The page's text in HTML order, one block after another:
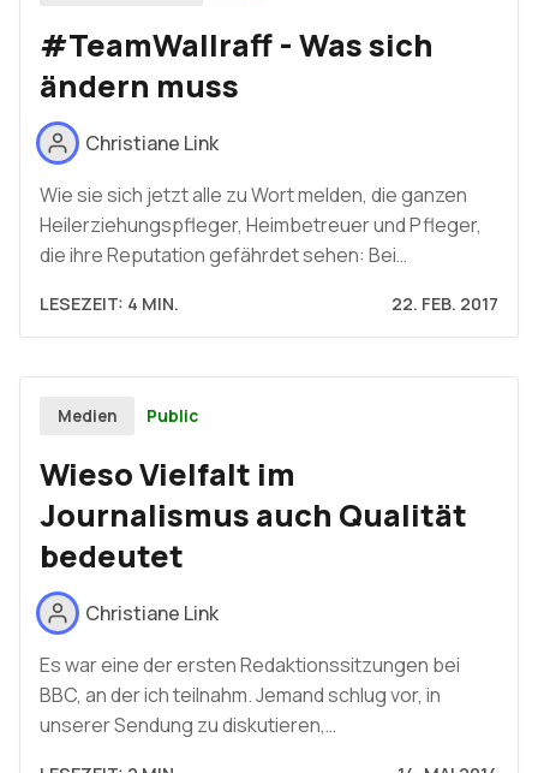
#TeamWallraff - Was sich
ändern muss
Christiane Link
Wie sie sich jetzt alle zu Wort melden, die ganzen
Heilerziehungspfleger, Heimbetreuer und Pfleger,
die ihre Reputation gefährdet sehen: Bei…
LESEZEIT: 4 MIN. 22. FEB. 2017
Medien Public
Wieso Vielfalt im
Journalismus auch Qualität
bedeutet
Christiane Link
Es war eine der ersten Redaktionssitzungen bei
BBC, an der ich teilnahm. Jemand schlug vor, in
unserer Sendung zu diskutieren,…